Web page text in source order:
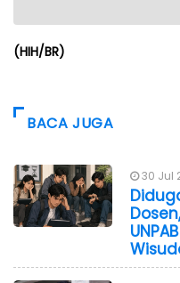
(HIH/BR)
BACA JUGA
30 Jul